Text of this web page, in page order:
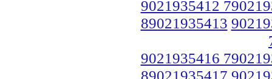
9021935412
89021935413
9021935416
89021935417